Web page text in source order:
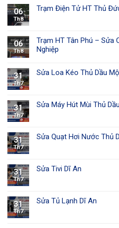
06
Th8
Trạm Điện Tử HT Thủ
06
Th8
Trạm HT Tân Phú – Sửa
Nghiệp
31
Th7
Sửa Loa Kéo Thủ Dầu
31
Th7
Sửa Máy Hút Mùi Thủ
31
Th7
Sửa Quạt Hơi Nước Thủ
31
Th7
Sửa Tivi Dĩ An
31
Th7
Sửa Tủ Lạnh Dĩ An